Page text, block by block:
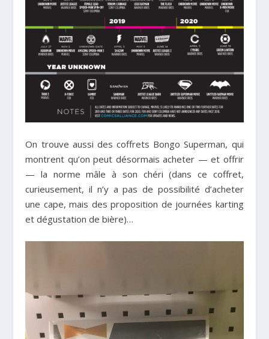
On trouve aussi des coffrets Bongo Superman, qui
montrent qu’on peut désormais acheter — et offrir
— la norme mâle à son chéri (dans ce coffret,
curieusement, il n’y a pas de possibilité d’acheter
une cape, mais des proposition de journées karting
et dégustation de bière)…